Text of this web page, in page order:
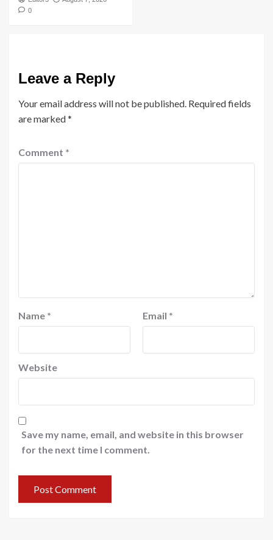
0
Leave a Reply
Your email address will not be published. Required fields
are marked*
Comment *
Name * Email *
Website
Save my name, email, and website in this browser
for the next time I comment.